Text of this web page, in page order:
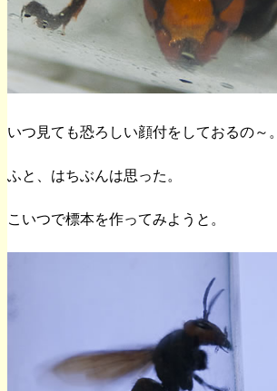
いつ見ても恐ろしい顔付をしておるの～。
ふと、はちぶんは思った。
こいつで標本を作ってみようと。